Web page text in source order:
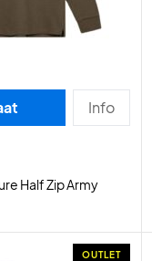
maat Info
Half Zip Army
OUTLET